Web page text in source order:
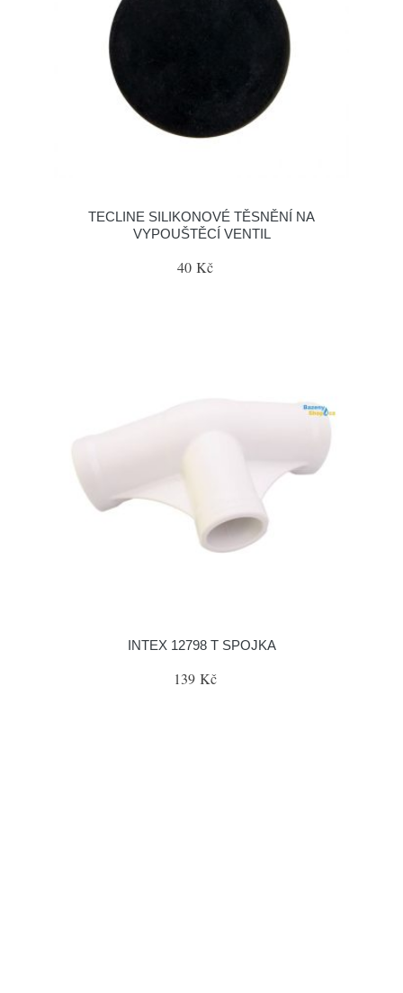
TECLINE SILIKONOVÉ TĚSNĚNÍ NA
VYPOUŠTĚCÍ VENTIL
40 Kč
INTEX 12798 T SPOJKA
139 Kč